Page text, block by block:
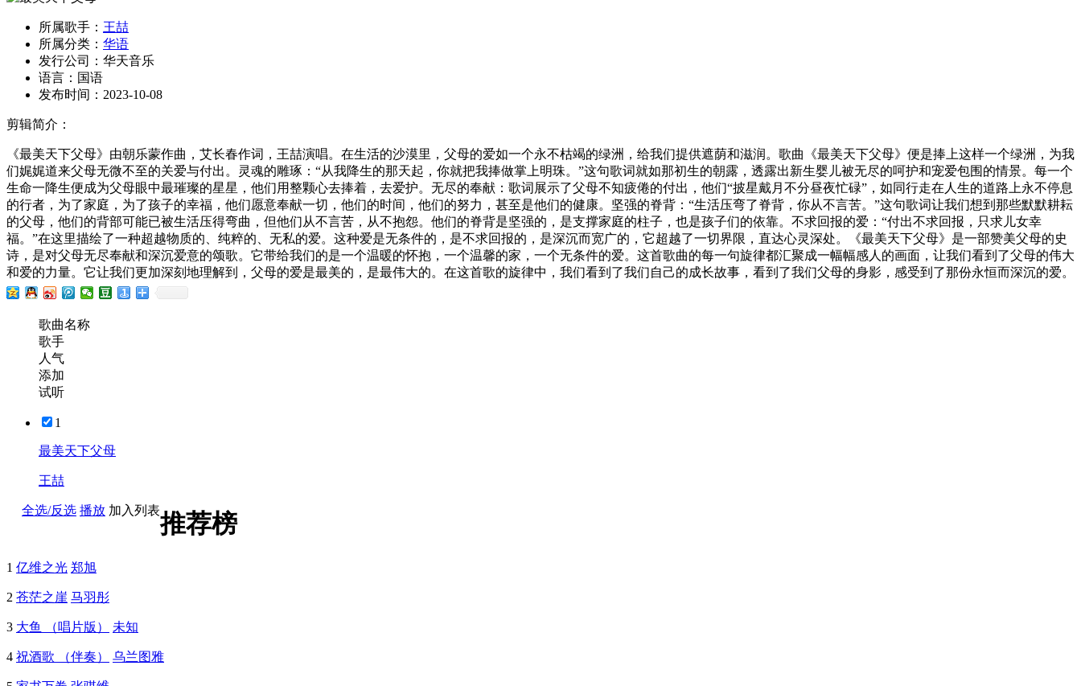
所属歌手： 王喆
所属分类： 华语
发行公司： 华天音乐
语言： 国语
发布时间： 2023-10-08
剪辑简介：
《最美天下父母》由朝乐蒙作曲，艾长春作词，王喆演唱。在生活的沙漠里，父母的爱如一个永不枯竭的绿洲，给我们提供遮荫和滋润。歌曲《最美天下父母》便是捧上这样一个绿洲，为我
们娓娓道来父母无微不至的关爱与付出。灵魂的雕琢：“从我降生的那天起，你就把我捧做掌上明珠。”这句歌词就如那初生的朝露，透露出新生婴儿被无尽的呵护和宠爱包围的情景。每一个
生命一降生便成为父母眼中最璀璨的星星，他们用整颗心去捧着，去爱护。无尽的奉献：歌词展示了父母不知疲倦的付出，他们“披星戴月不分昼夜忙碌”，如同行走在人生的道路上永不停息
的行者，为了家庭，为了孩子的幸福，他们愿意奉献一切，他们的时间，他们的努力，甚至是他们的健康。坚强的脊背：“生活压弯了脊背，你从不言苦。”这句歌词让我们想到那些默默耕耘
的父母，他们的背部可能已被生活压得弯曲，但他们从不言苦，从不抱怨。他们的脊背是坚强的，是支撑家庭的柱子，也是孩子们的依靠。不求回报的爱：“付出不求回报，只求儿女幸
福。”在这里描绘了一种超越物质的、纯粹的、无私的爱。这种爱是无条件的，是不求回报的，是深沉而宽广的，它超越了一切界限，直达心灵深处。《最美天下父母》是一部赞美父母的史
诗，是对父母无尽奉献和深沉爱意的颂歌。它带给我们的是一个温暖的怀抱，一个温馨的家，一个无条件的爱。这首歌曲的每一句旋律都汇聚成一幅幅感人的画面，让我们看到了父母的伟大
和爱的力量。它让我们更加深刻地理解到，父母的爱是最美的，是最伟大的。在这首歌的旋律中，我们看到了我们自己的成长故事，看到了我们父母的身影，感受到了那份永恒而深沉的爱。
歌曲名称
歌手
人气
添加
试听
1
最美天下父母
王喆
全选/反选 播放 加入列表推荐榜
1 亿维之光 郑旭
2 苍茫之崖 马羽彤
3 大鱼 （唱片版） 未知
4 祝酒歌 （伴奏） 乌兰图雅